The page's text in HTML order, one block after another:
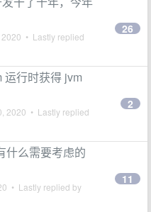
• Lastly replied
26
运行时获得 jvm
2020 • Lastly replied
2
什么需要考虑的
• Lastly replied by
11